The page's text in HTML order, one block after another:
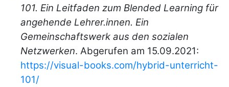
101. Ein Leitfaden zum Blended Learning für
angehende Lehrer.innen. Ein
Gemeinschaftswerk aus den sozialen
Netzwerken. Abgerufen am 15.09.2021:
https://visual-books.com/hybrid-unterricht-
101/